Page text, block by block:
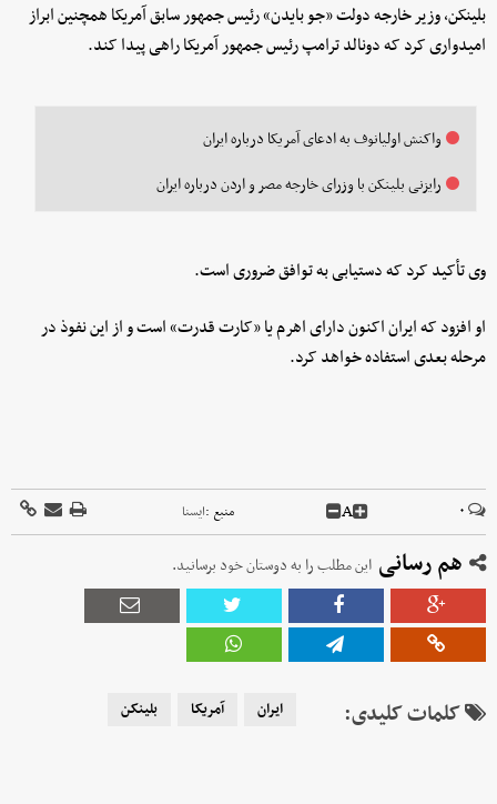
بلینکن، وزیر خارجه دولت «جو بایدن» رئیس جمهور سابق آمریکا همچنین ابراز
امیدواری کرد که دونالد ترامپ رئیس جمهور آمریکا راهی پیدا کند.
واکنش اولیانوف به ادعای آمریکا درباره ایران
رایزنی بلینکن با وزرای خارجه مصر و اردن درباره ایران
وی تأکید کرد که دستیابی به توافق ضروری است.
او افزود که ایران اکنون دارای اهرم یا «کارت قدرت» است و از این نفوذ در
مرحله بعدی استفاده خواهد کرد.
۰ A منبع :ايسنا
هم رسانی این مطلب را به دوستان خود برسانید.
کلمات کلیدی: ایران آمریکا بلینکن